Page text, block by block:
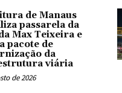
de Manaus
passarela da
Max Teixeira e
pacote de
da
viária
de 2026